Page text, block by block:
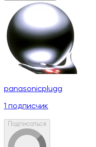
panasonicplugg
1 подписчик
Подписаться